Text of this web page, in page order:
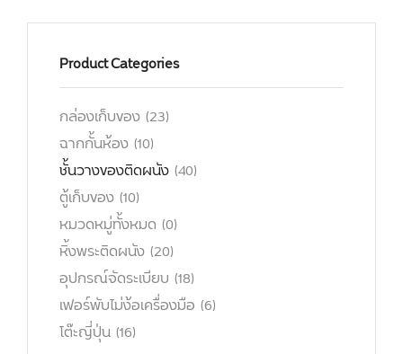
Product Categories
กล่องเก็บของ (23)
ฉากกั้นห้อง (10)
ชั้นวางของติดผนัง (40)
ตู้เก็บของ (10)
หมวดหมู่ทั้งหมด (0)
หิ้งพระติดผนัง (20)
อุปกรณ์จัดระเบียบ (18)
เฟอร์พับไม่ง้อเครื่องมือ (6)
โต๊ะญี่ปุ่น (16)